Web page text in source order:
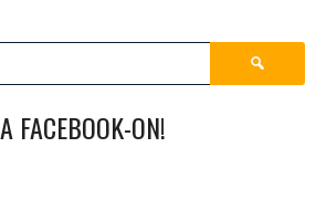
Keresés:
FACEBOOK-ON!